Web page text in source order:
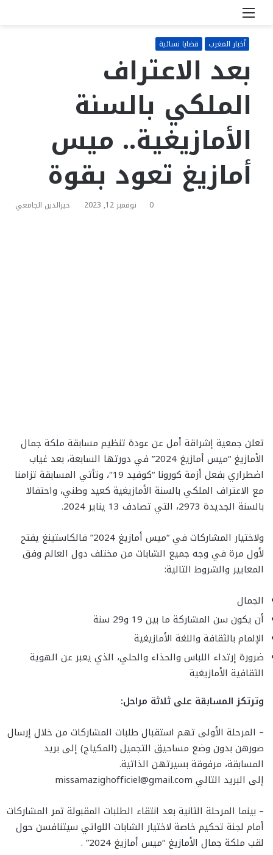
أخبار المغرب قضايا نسائية
بعد الاعتراف
الملكي بالسنة
الأمازيغية.. ميس
أمازيغ تعود بقوة
خيرالدين الجامعي نوفمبر 12, 2023 0
تعلن جمعية إشراقة أمل عن عودة تنظيم مسابقة ملكة جمال
الأمازيغ “ميس أمازيغ 2024” في دورتها السابعة، بعد غياب
اضطراري بفعل أزمة كورونا “كوفيد 19″، وتأتي المسابقة تزامنا
مع الاعتراف الملكي بالسنة الأمازيغية كعيد وطني، واحتفالا
بالسنة الجديدة 2973، التي تصادف 13 يناير 2024.
ولاختيار المشاركات في “ميس أمازيغ 2024” فالكاستينغ يفتح
لأول مرة في وجه جميع الشابات من مختلف دول العالم وفق
المعايير والشروط التالية:
الجمال
أن يكون سن المشاركة ما بين 19 و29 سنة
الإلمام بالثقافة واللغة الأمازيغية
ضرورة إرتداء اللباس والحذاء والحلي، الذي يعبر عن الهوية
الثقافية الأمازيغية
وترتكز المسابقة على ثلاثة مراحل:
– المرحلة الأولى تهم استقبال طلبات المشاركات من خلال إرسال
صورهن بدون وضع مساحيق التجميل (المكياج) إلى بريد
المسابقة، مرفوقة بسيرتهن الذاتية.
إلى البريد التالي missamazighofficiel@gmail.com
– بينما المرحلة الثانية بعد انتقاء الطلبات المقبولة تمر المشاركات
أمام لجنة تحكيم خاصة لاختيار الشابات اللواتي سيتنافسن حول
لقب ملكة جمال الأمازيغ “ميس أمازيغ 2024” .